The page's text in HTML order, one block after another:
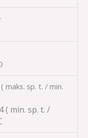
maks. sp. t. / min.
( min. sp. t. /